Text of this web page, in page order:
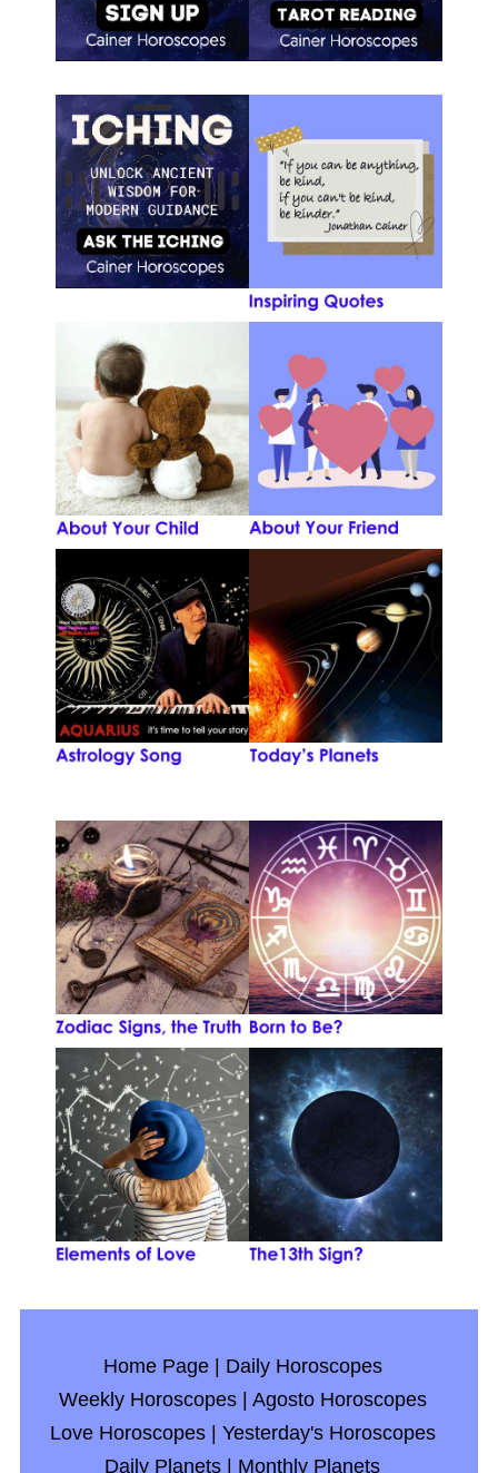
Home Page| Daily Horoscopes
Weekly Horoscopes| Agosto Horoscopes
Love Horoscopes| Yesterday's Horoscopes
Daily Planets
Monthly Planets